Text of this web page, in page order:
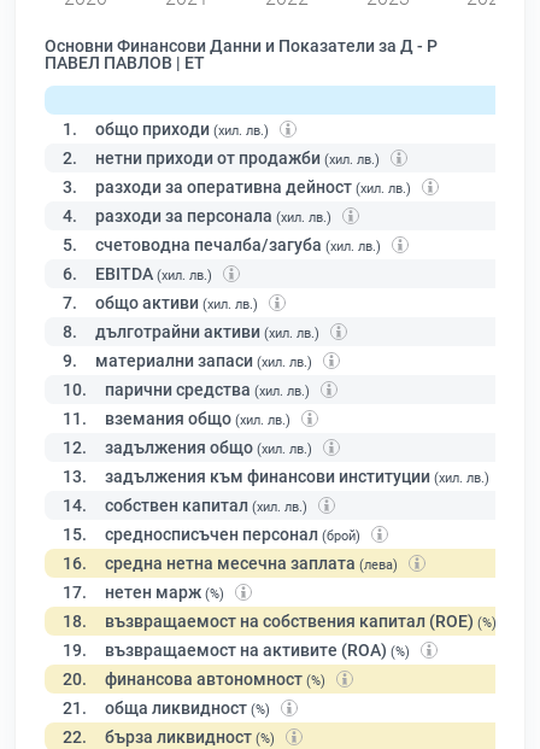
Основни Финансови Данни и Показатели за Д - Р
ПАВЕЛ ПАВЛОВ | ЕТ
1. общо приходи (хил. лв.)
2. нетни приходи от продажби (хил. лв.)
3. разходи за оперативна дейност (хил. лв.)
4. разходи за персонала (хил. лв.)
5. счетоводна печалба/загуба (хил. лв.)
6. EBITDA (хил. лв.)
7. общо активи (хил. лв.)
8. дълготрайни активи (хил. лв.)
9. материални запаси (хил. лв.)
10. парични средства (хил. лв.)
11. вземания общо (хил. лв.)
12. задължения общо (хил. лв.)
13. задължения към финансови институции (хил. лв.)
14. собствен капитал (хил. лв.)
15. средносписъчен персонал (брой)
16. средна нетна месечна заплата (лева)
17. нетен марж (%)
18. възвращаемост на собствения капитал (ROE) (%)
19. възвращаемост на активите (ROA) (%)
20. финансова автономност (%)
21. обща ликвидност (%)
22. бърза ликвидност (%)